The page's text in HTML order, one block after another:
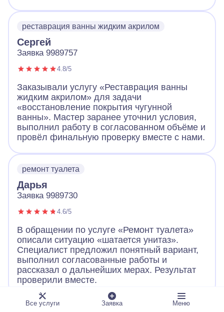
реставрация ванны жидким акрилом
Сергей
Заявка 9989757
4.8/5
Заказывали услугу «Реставрация ванны
жидким акрилом» для задачи
«восстановление покрытия чугунной
ванны». Мастер заранее уточнил условия,
выполнил работу в согласованном объёме и
провёл финальную проверку вместе с нами.
ремонт туалета
Дарья
Заявка 9989730
4.6/5
В обращении по услуге «Ремонт туалета»
описали ситуацию «шатается унитаз».
Специалист предложил понятный вариант,
выполнил согласованные работы и
рассказал о дальнейших мерах. Результат
проверили вместе.
Все услуги Заявка Меню